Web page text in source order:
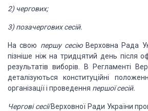
2) чергових;
3)позачергових сесій.
На свою першу сесіюВерховна Рада
пізніше ніж на тридцятий день після
результатів виборів. В Регламенті
деталізуються конституційні
організації і проведення першої сесій.
Чергові сесіїВерховної Ради України